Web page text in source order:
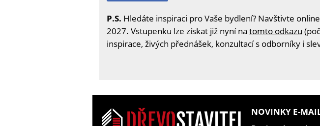
P.S. Hledáte inspiraci pro Vaše bydlení? Navštivte
2027. Vstupenku lze získat již nyní na tomto odkazu
inspirace, živých přednášek, konzultací s odborníky i
NOVINKY E-